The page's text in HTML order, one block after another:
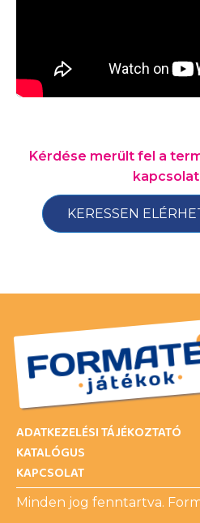
Kérdése merült fel a
KERESSEN
ADATKEZELÉSI TÁJÉKOZTATÓ
KATALÓGUS
KAPCSOLAT
Minden jog fenntartva.